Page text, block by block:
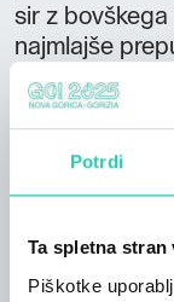
Potrdi
Ta spletna
Piškotke
sir z
najmlajše
preživite ob
predstavitvi
pomagamo
izleta za